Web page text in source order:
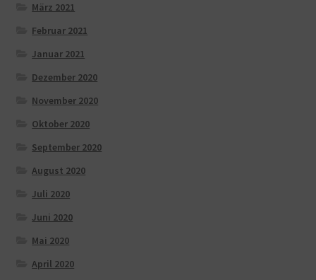
März 2021
Februar 2021
Januar 2021
Dezember 2020
November 2020
Oktober 2020
September 2020
August 2020
Juli 2020
Juni 2020
Mai 2020
April 2020